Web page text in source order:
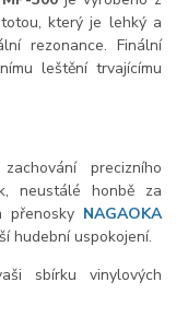
který je lehký a
rezonance. Finální
leštění trvajícímu
precizního
neustálé honbě za
přenosky NAGAOKA
hudební uspokojení.
sbírku vinylových